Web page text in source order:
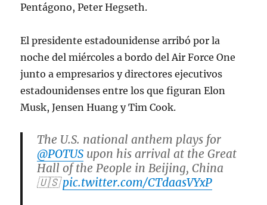
Pentágono, Peter Hegseth.
El presidente estadounidense arribó por la
noche del miércoles a bordo del Air Force One
junto a empresarios y directores ejecutivos
estadounidenses entre los que figuran Elon
Musk, Jensen Huang y Tim Cook.
The U.S. national anthem plays for
@POTUS upon his arrival at the Great
Hall of the People in Beijing, China
🇺🇸pic.twitter.com/CTdaasVYxP